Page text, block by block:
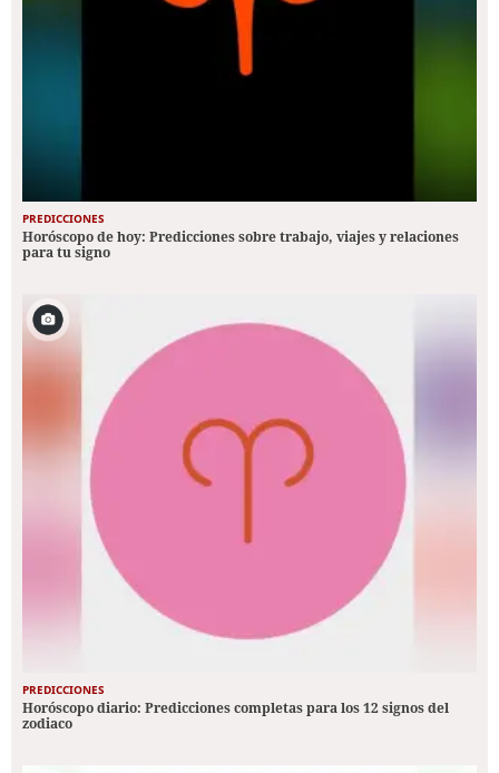
PREDICCIONES
Horóscopo de hoy: Predicciones sobre trabajo, viajes y relaciones
para tu signo
PREDICCIONES
Horóscopo diario: Predicciones completas para los 12 signos del
zodiaco